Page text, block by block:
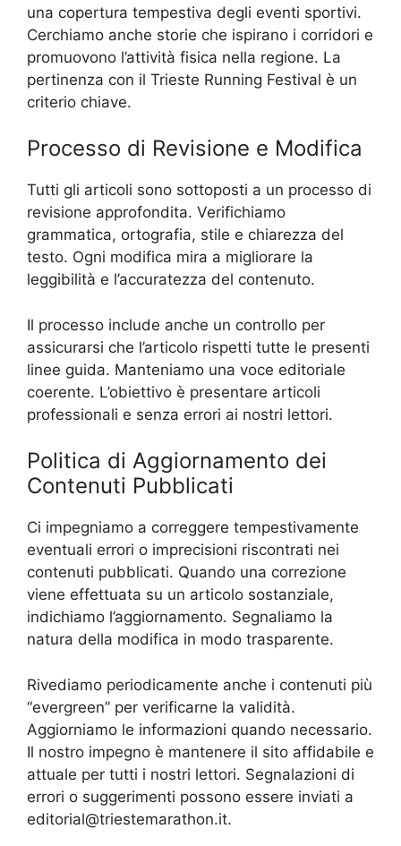
una copertura tempestiva degli eventi sportivi.
Cerchiamo anche storie che ispirano i corridori e
promuovono l’attività fisica nella regione. La
pertinenza con il Trieste Running Festival è un
criterio chiave.
Processo di Revisione e Modifica
Tutti gli articoli sono sottoposti a un processo di
revisione approfondita. Verifichiamo
grammatica, ortografia, stile e chiarezza del
testo. Ogni modifica mira a migliorare la
leggibilità e l’accuratezza del contenuto.
Il processo include anche un controllo per
assicurarsi che l’articolo rispetti tutte le presenti
linee guida. Manteniamo una voce editoriale
coerente. L’obiettivo è presentare articoli
professionali e senza errori ai nostri lettori.
Politica di Aggiornamento dei
Contenuti Pubblicati
Ci impegniamo a correggere tempestivamente
eventuali errori o imprecisioni riscontrati nei
contenuti pubblicati. Quando una correzione
viene effettuata su un articolo sostanziale,
indichiamo l’aggiornamento. Segnaliamo la
natura della modifica in modo trasparente.
Rivediamo periodicamente anche i contenuti più
“evergreen” per verificarne la validità.
Aggiorniamo le informazioni quando necessario.
Il nostro impegno è mantenere il sito affidabile e
attuale per tutti i nostri lettori. Segnalazioni di
errori o suggerimenti possono essere inviati a
editorial@triestemarathon.it.